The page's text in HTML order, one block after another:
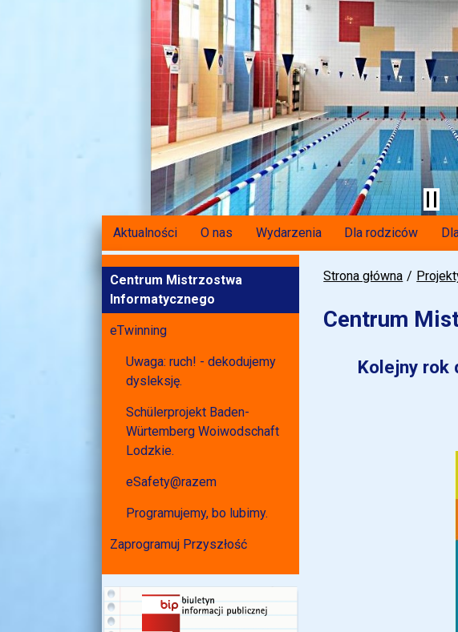
Aktualności O nas Wydarzenia Dla rodziców
Strona główna
Centrum
Kolejny rok
Centrum Mistrzostwa
Informatycznego
eTwinning
Uwaga: ruch! - dekodujemy
dysleksję.
Schülerprojekt Baden-
Würtemberg Woiwodschaft
Lodzkie.
eSafety@razem
Programujemy, bo lubimy.
Zaprogramuj Przyszłość